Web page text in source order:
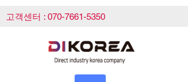
고객센터 : 070-7661-5350